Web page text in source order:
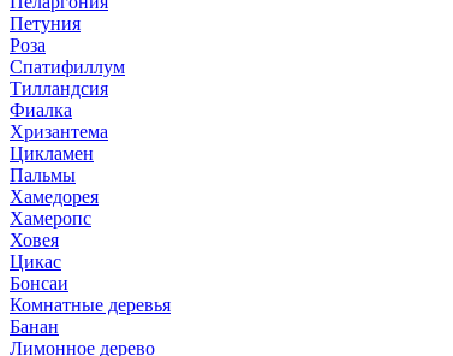
Петуния
Роза
Спатифиллум
Тилландсия
Фиалка
Хризантема
Цикламен
Пальмы
Хамедорея
Хамеропс
Ховея
Цикас
Бонсаи
Комнатные деревья
Банан
Лимонное дерево